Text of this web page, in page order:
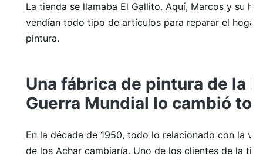
La tienda se llamaba El Gallito. Aquí, Marcos y su
vendían todo tipo de artículos para reparar el hogar,
pintura.
Una fábrica de pintura de la
Guerra Mundial lo cambió
En la década de 1950, todo lo relacionado con la
de los Achar cambiaría. Uno de los clientes de la